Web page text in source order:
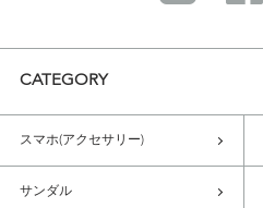
CATEGORY
スマホ(アクセサリー)
サンダル